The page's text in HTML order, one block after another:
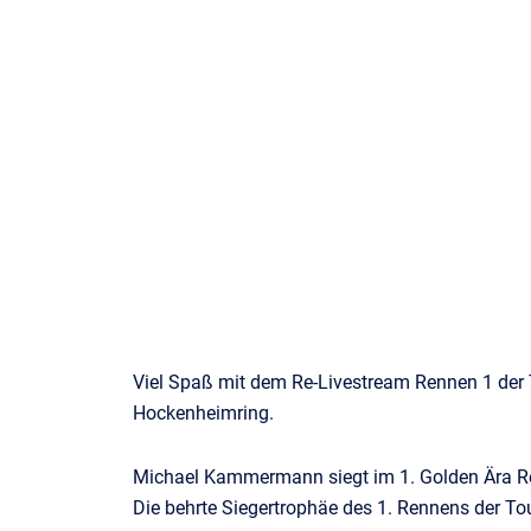
Viel Spaß mit dem Re-Livestream Rennen 1
Hockenheimring.
Michael Kammermann siegt im 1. Golden Ära
Die behrte Siegertrophäe des 1. Rennens der